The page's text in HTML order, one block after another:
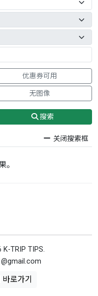
优惠券可用
无图像
搜索
关闭搜索框
。
TRIP TIPS.
로가기